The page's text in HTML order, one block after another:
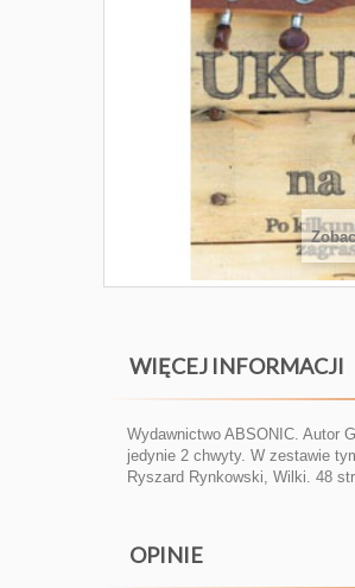
WIĘCEJ INFORMACJI
Wydawnictwo ABSONIC. Autor
jedynie 2 chwyty. W zestawie
Ryszard Rynkowski, Wilki. 48
OPINIE